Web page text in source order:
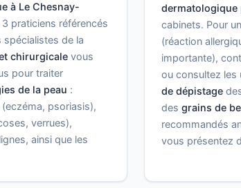
à Le Chesnay-
praticiens référencés
spécialistes de la
chirurgicale vous
pour traiter
de la peau :
psoriasis),
verrues),
ainsi que les
dermatologique
cabinets. Pour
(réaction
importante),
ou consultez
de dépistage
desgrains de
recommandés
vous présentez